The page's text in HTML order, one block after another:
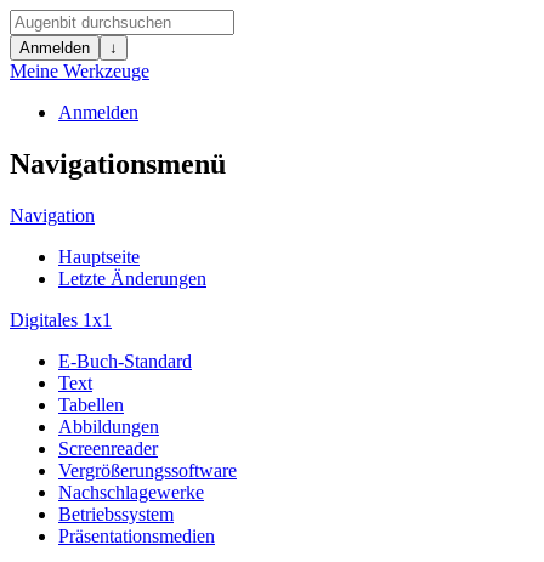
Anmelden ↓
Meine Werkzeuge
Anmelden
Navigationsmenü
Navigation
Hauptseite
Letzte Änderungen
Digitales 1x1
E-Buch-Standard
Text
Tabellen
Abbildungen
Screenreader
Vergrößerungssoftware
Nachschlagewerke
Betriebssystem
Präsentationsmedien